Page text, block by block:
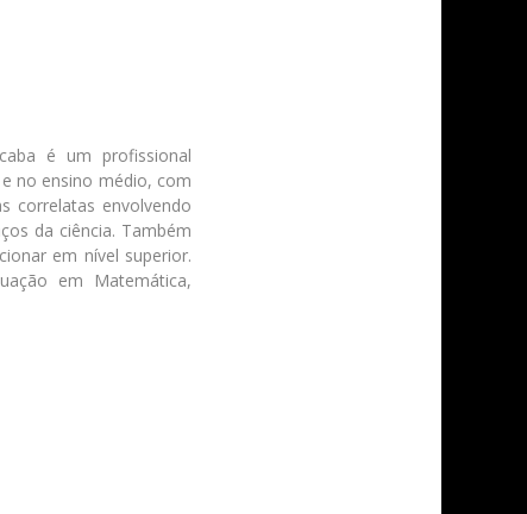
é um profissional
no ensino médio, com
correlatas envolvendo
da ciência. Também
em nível superior.
em Matemática,